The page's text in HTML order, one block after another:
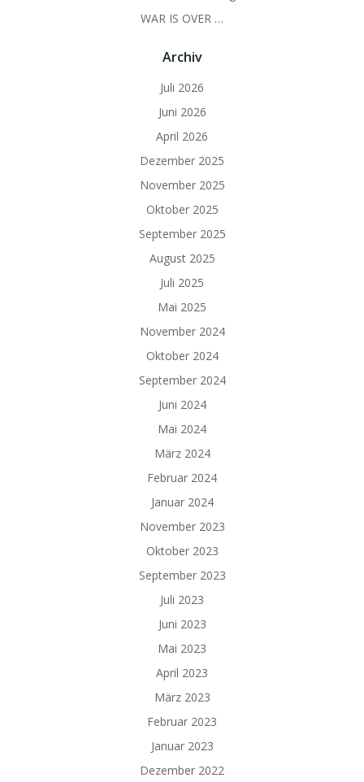
WAR IS OVER …
Archiv
Juli 2026
Juni 2026
April 2026
Dezember 2025
November 2025
Oktober 2025
September 2025
August 2025
Juli 2025
Mai 2025
November 2024
Oktober 2024
September 2024
Juni 2024
Mai 2024
März 2024
Februar 2024
Januar 2024
November 2023
Oktober 2023
September 2023
Juli 2023
Juni 2023
Mai 2023
April 2023
März 2023
Februar 2023
Januar 2023
Dezember 2022